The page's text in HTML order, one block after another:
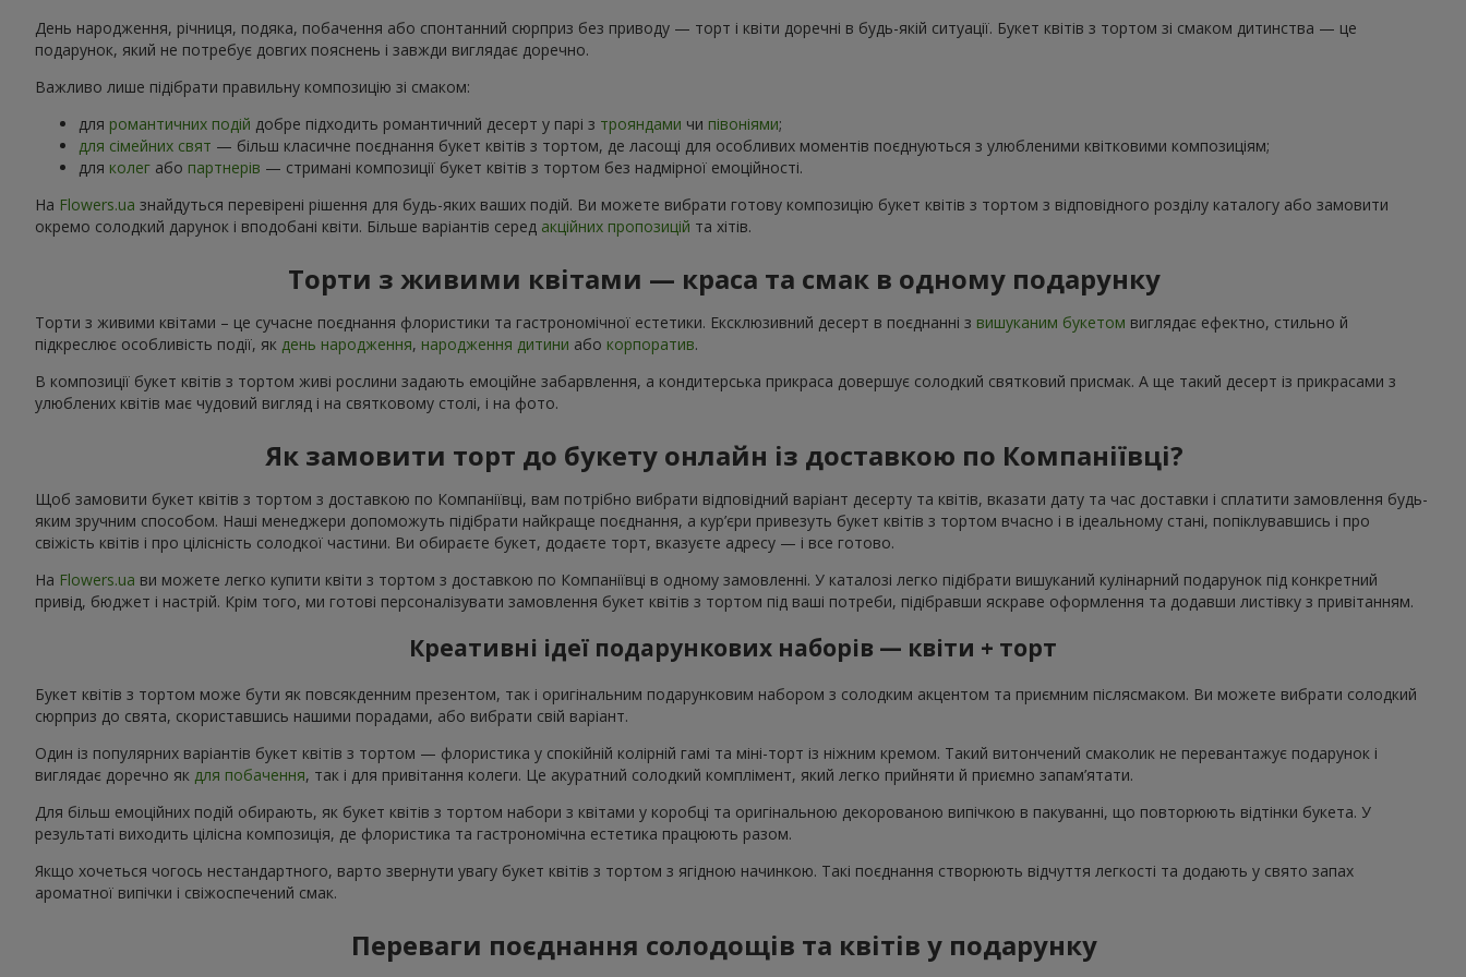
День народження, річниця, подяка, побачення або спонтанний сюрприз без приводу — торт і квіти доречні в будь-якій ситуації. Букет квітів з тортом зі смаком дитинства — це
подарунок, який не потребує довгих пояснень і завжди виглядає доречно.
Важливо лише підібрати правильну композицію зі смаком:
для романтичних подій добре підходить романтичний десерт у парі з трояндами чи півоніями;
для сімейних свят — більш класичне поєднання букет квітів з тортом, де ласощі для особливих моментів поєднуються з улюбленими квітковими композиціям;
для колег або партнерів — стримані композиції букет квітів з тортом без надмірної емоційності.
На Flowers.ua знайдуться перевірені рішення для будь-яких ваших подій. Ви можете вибрати готову композицію букет квітів з тортом з відповідного розділу каталогу або замовити
окремо солодкий дарунок і вподобані квіти. Більше варіантів серед акційних пропозицій та хітів.
Торти з живими квітами — краса та смак в одному подарунку
Торти з живими квітами – це сучасне поєднання флористики та гастрономічної естетики. Ексклюзивний десерт в поєднанні з вишуканим букетом виглядає ефектно, стильно й
підкреслює особливість події, як день народження, народження дитини або корпоратив.
В композиції букет квітів з тортом живі рослини задають емоційне забарвлення, а кондитерська прикраса довершує солодкий святковий присмак. А ще такий десерт із прикрасами з
улюблених квітів має чудовий вигляд і на святковому столі, і на фото.
Як замовити торт до букету онлайн із доставкою по Компаніївці?
Щоб замовити букет квітів з тортом з доставкою по Компаніївці, вам потрібно вибрати відповідний варіант десерту та квітів, вказати дату та час доставки і сплатити замовлення будь-
яким зручним способом. Наші менеджери допоможуть підібрати найкраще поєднання, а кур’єри привезуть букет квітів з тортом вчасно і в ідеальному стані, попіклувавшись і про
свіжість квітів і про цілісність солодкої частини. Ви обираєте букет, додаєте торт, вказуєте адресу — і все готово.
На Flowers.ua ви можете легко купити квіти з тортом з доставкою по Компаніївці в одному замовленні. У каталозі легко підібрати вишуканий кулінарний подарунок під конкретний
привід, бюджет і настрій. Крім того, ми готові персоналізувати замовлення букет квітів з тортом під ваші потреби, підібравши яскраве оформлення та додавши листівку з привітанням.
Креативні ідеї подарункових наборів — квіти + торт
Букет квітів з тортом може бути як повсякденним презентом, так і оригінальним подарунковим набором з солодким акцентом та приємним післясмаком. Ви можете вибрати солодкий
сюрприз до свята, скориставшись нашими порадами, або вибрати свій варіант.
Один із популярних варіантів букет квітів з тортом — флористика у спокійній колірній гамі та міні-торт із ніжним кремом. Такий витончений смаколик не перевантажує подарунок і
виглядає доречно як для побачення, так і для привітання колеги. Це акуратний солодкий комплімент, який легко прийняти й приємно запам’ятати.
Для більш емоційних подій обирають, як букет квітів з тортом набори з квітами у коробці та оригінальною декорованою випічкою в пакуванні, що повторюють відтінки букета. У
результаті виходить цілісна композиція, де флористика та гастрономічна естетика працюють разом.
Якщо хочеться чогось нестандартного, варто звернути увагу букет квітів з тортом з ягідною начинкою. Такі поєднання створюють відчуття легкості та додають у свято запах
ароматної випічки і свіжоспечений смак.
Переваги поєднання солодощів та квітів у подарунку